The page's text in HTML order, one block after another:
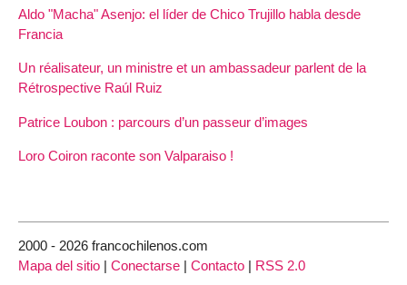
Aldo "Macha" Asenjo: el líder de Chico Trujillo habla desde
Francia
Un réalisateur, un ministre et un ambassadeur parlent de la
Rétrospective Raúl Ruiz
Patrice Loubon : parcours d’un passeur d’images
Loro Coiron raconte son Valparaiso !
2000 - 2026 francochilenos.com
Mapa del sitio | Conectarse | Contacto | RSS 2.0